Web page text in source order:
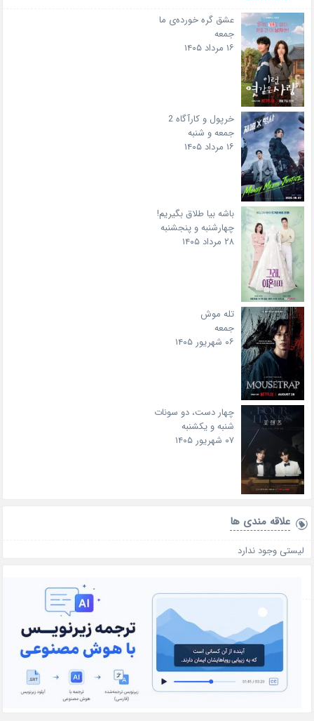
عشق گره خورده‌ی ما
جمعه
۱۶ مرداد ۱۴۰۵
خرپول و کارآگاه 2
جمعه و شنبه
۱۶ مرداد ۱۴۰۵
باشه بیا طلاق بگیریم!
چهارشنبه و پنجشنبه
۲۸ مرداد ۱۴۰۵
تله موش
جمعه
۰۶ شهریور ۱۴۰۵
چهار دست، دو سونات
شنبه و یکشنبه
۰۷ شهریور ۱۴۰۵
علاقه‌ مندی ها
لیستی وجود ندارد